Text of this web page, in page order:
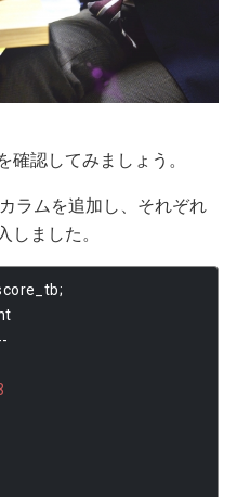
確認してみましょう。
ラムを追加し、それぞれ
しました。
;